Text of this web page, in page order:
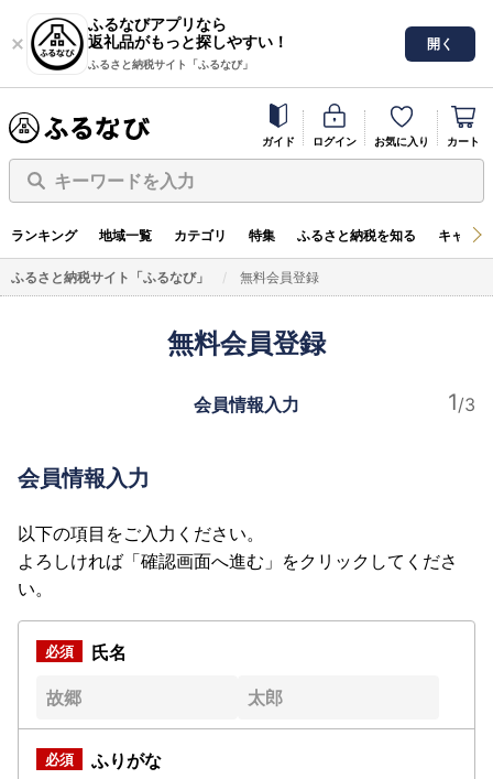
ふるなびアプリなら
返礼品がもっと探しやすい！
ふるさと納税サイト「ふるなび」
開く
ガイド ログイン お気に入り カート
キーワードを入力
ランキング 地域一覧 カテゴリ 特集 ふるさと納税を知る キャン
ふるさと納税サイト「ふるなび」 無料会員登録
無料会員登録
会員情報入力
会員情報入力
以下の項目をご入力ください。
よろしければ「確認画面へ進む」をクリックしてくださ
い。
氏名
ふりがな